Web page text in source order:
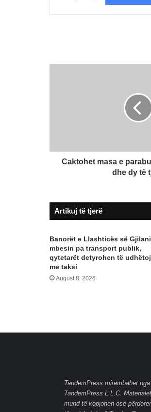
të
Caktohet masa e
dhe dy të
Artikuj të tjerë
Banorët e Llashticës së
mbesin pa transport publik,
qytetarët detyrohen të
me taksi
August 8, 2026
TandemPress mirëmbahet
TandemPress L.L.C.
mund të kopjohen ose